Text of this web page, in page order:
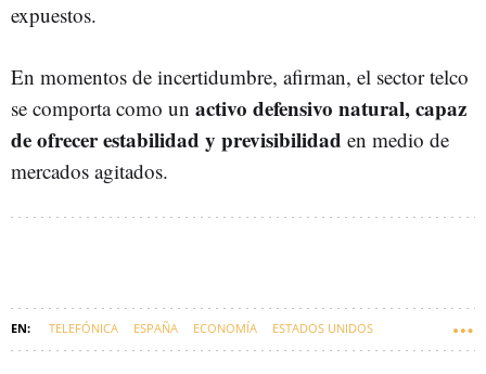
expuestos.
En momentos de incertidumbre, afirman, el sector telco
se comporta como un activo defensivo natural, capaz
de ofrecer estabilidad y previsibilidad en medio de
mercados agitados.
TELEFÓNICA ESPAÑA ECONOMÍA ESTADOS UNIDOS